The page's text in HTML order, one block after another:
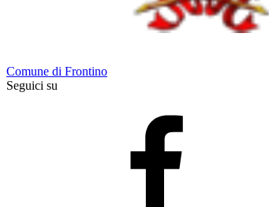
Comune di Frontino
Seguici su